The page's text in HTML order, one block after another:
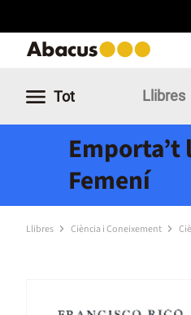
Tot Llibres
Femení
Llibres Ciència i Coneixement